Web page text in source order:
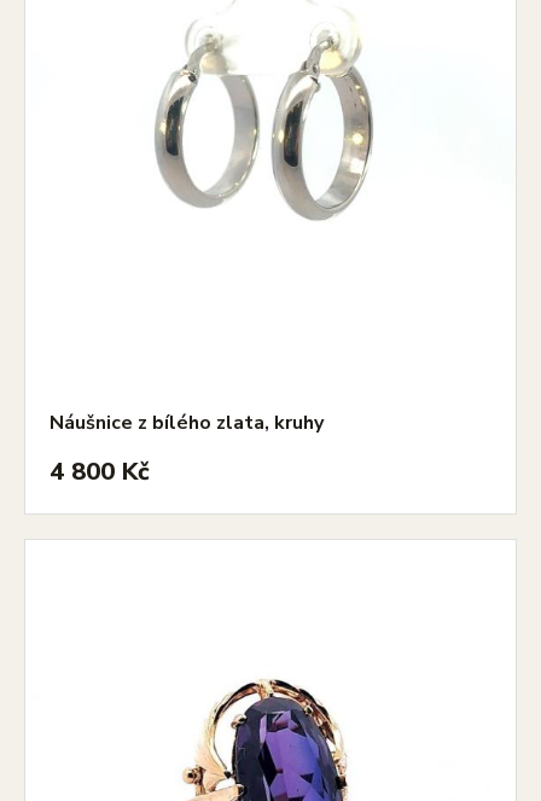
Náušnice z bílého zlata, kruhy
4 800 Kč